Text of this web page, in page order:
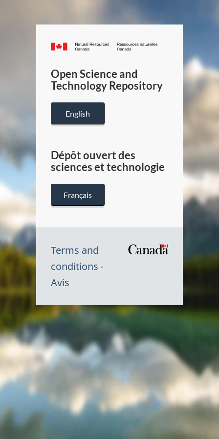
Canada.ca
/
Canada
Open Science and
Technology Repository
English
Dépôt ouvert des
sciences et technologie
Français
Terms and
conditions
Avis
Symbole
du